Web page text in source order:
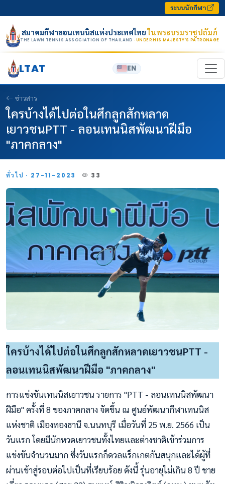
ระบบนักกีฬา
สมาคมกีฬาลอนเทนนิสแห่งประเทศไทยในพระบรมราชูปถัมภ์
THE LAWN TENNIS ASSOCIATION OF THAILAND · UNDER HIS MAJESTY’S PATRONAGE
LTAT EN
ข่าวสาร
ใครบ้างได้ไปต่อในศึกลูกสักหลาด
เยาวชนPTT - ลอนเทนนิสพัฒนาฝีมือ
"ภาคกลาง"
ทั่วไป · 27-11-2023 33
ใครบ้างได้ไปต่อในศึกลูกสักหลาดเยาวชนPTT -
ลอนเทนนิสพัฒนาฝีมือ "ภาคกลาง"
การแข่งขันเทนนิสเยาวชน รายการ "PTT - ลอนเทนนิสพัฒนา
ฝีมือ" ครั้งที่ 8 ของภาคกลาง จัดขึ้น ณ ศูนย์พัฒนากีฬาเทนนิส
แห่งชาติ เมืองทองธานี จ.นนทบุรี เมื่อวันที่ 25 พ.ย. 2566 เป็น
วันแรก โดยมีนักหวดเยาวชนทั้งไทยและต่างชาติเข้าร่วมการ
แข่งขันจำนวนมาก ซึ่งวันแรกก็ดวลแร็กเกตกันสนุกและได้ผู้ที่
ผ่านเข้าสู่รอบต่อไปเป็นที่เรียบร้อย ดังนี้ รุ่นอายุไม่เกิน 8 ปี ชาย